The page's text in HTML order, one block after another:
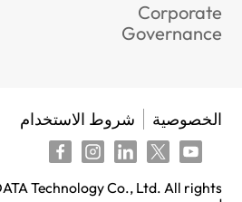
Corporate
Governance
Technology Co., Ltd. All rights
الخصوصية شروط الاستخدام